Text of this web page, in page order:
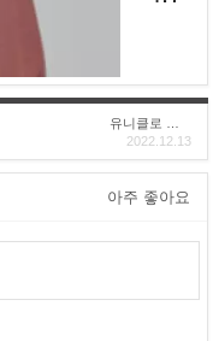
2022.12.13
아주 좋아요